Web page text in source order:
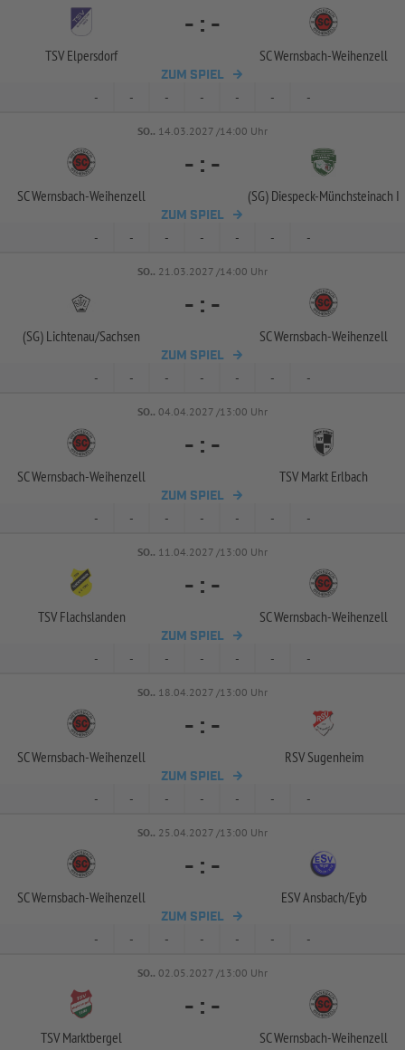
TSV Elpersdorf
- : -
SC Wernsbach-Weihenzell
ZUM SPIEL
- - - - - - -
SO.. 14.03.2027 /14:00 Uhr
SC Wernsbach-Weihenzell
- : -
(SG) Diespeck-Münchsteinach I
ZUM SPIEL
- - - - - - -
SO.. 21.03.2027 /14:00 Uhr
(SG) Lichtenau/Sachsen
- : -
SC Wernsbach-Weihenzell
ZUM SPIEL
- - - - - - -
SO.. 04.04.2027 /13:00 Uhr
SC Wernsbach-Weihenzell
- : -
TSV Markt Erlbach
ZUM SPIEL
- - - - - - -
SO.. 11.04.2027 /13:00 Uhr
TSV Flachslanden
- : -
SC Wernsbach-Weihenzell
ZUM SPIEL
- - - - - - -
SO.. 18.04.2027 /13:00 Uhr
SC Wernsbach-Weihenzell
- : -
RSV Sugenheim
ZUM SPIEL
- - - - - - -
SO.. 25.04.2027 /13:00 Uhr
SC Wernsbach-Weihenzell
- : -
ESV Ansbach/Eyb
ZUM SPIEL
- - - - - - -
SO.. 02.05.2027 /13:00 Uhr
TSV Marktbergel
- : -
SC Wernsbach-Weihenzell